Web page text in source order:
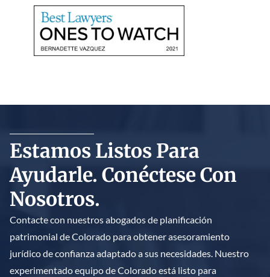
Estamos Listos Para
Ayudarle. Conéctese Con
Nosotros.
Contacte con nuestros abogados de planificación
patrimonial de Colorado para obtener asesoramiento
jurídico de confianza adaptado a sus necesidades. Nuestro
experimentado equipo de Colorado está listo para